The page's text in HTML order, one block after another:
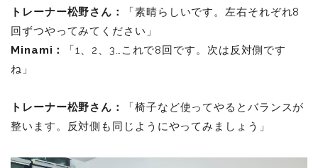
トレーナー松野さん：
「素晴らしいです。左右それぞれ8
回ずつやってみてください」
Minami：
「1、2、3…これで8回です。次は反対側です
ね」
トレーナー松野さん：
「椅子など使ってやるとバランスが
整います。反対側も同じようにやってみましょう」